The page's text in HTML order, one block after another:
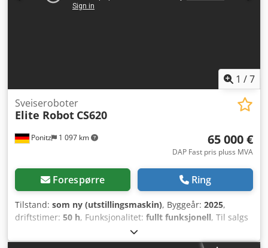
1 /7
Ponitz 1 097 km
Sveiseroboter
Elite Robot CS620
65 000 €
DAP Fast pris pluss MVA
Forespørre Ring
Tilstand: som ny (utstillingsmaskin), Byggeår: 2025,
driftstimer: 50 h, Funksjonalitet: fullt funksjonell, Til salgs
er et sveisrobot-system med følgende innhold: Elite Robot
CS620 (1750 mm rekkevidde) med programmeringsflens og